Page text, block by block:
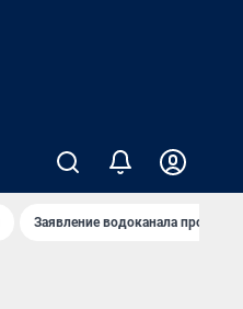
Заявление водоканала про